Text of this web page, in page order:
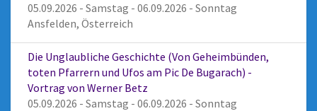
05.09.2026 - Samstag - 06.09.2026 - Sonntag
Ansfelden, Österreich
Die Unglaubliche Geschichte (Von Geheimbünden,
toten Pfarrern und Ufos am Pic De Bugarach) -
Vortrag von Werner Betz
05.09.2026 - Samstag - 06.09.2026 - Sonntag